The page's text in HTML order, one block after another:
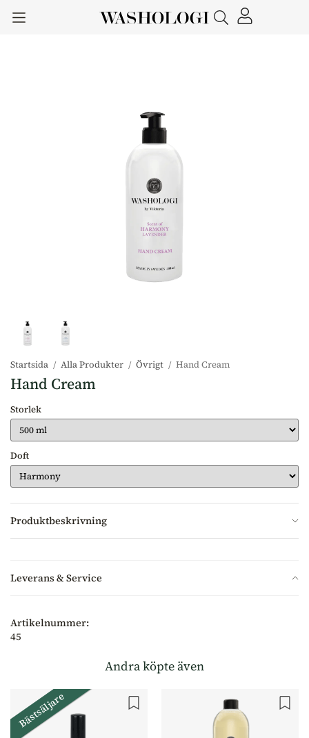
Startsida / Alla Produkter / Övrigt / Hand Cream
Hand Cream
Storlek
Doft
Produktbeskrivning
Leverans & Service
Artikelnummer:
45
Andra köpte även
Bästsäljare